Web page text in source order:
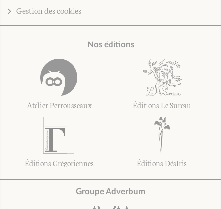
Gestion des cookies
Nos éditions
Atelier Perrousseaux Éditions Le Sureau
Éditions Grégoriennes Éditions DésIris
Groupe Adverbum